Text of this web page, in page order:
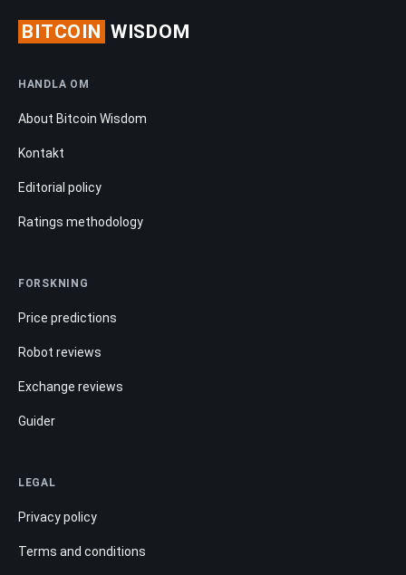
BITCOIN WISDOM
HANDLA OM
About Bitcoin Wisdom
Kontakt
Editorial policy
Ratings methodology
FORSKNING
Price predictions
Robot reviews
Exchange reviews
Guider
LEGAL
Privacy policy
Terms and conditions